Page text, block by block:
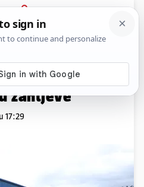
PRIJAVA
News Komentari
Janafa i MOL-
zahtjeve
17:29